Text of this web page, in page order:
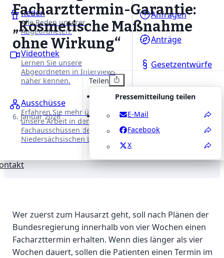
Reden
Alle Reden unserer
Abgeordneten.
Videothek
Lernen Sie unsere
Abgeordneten in Interviews
näher kennen.
Ausschüsse
Erfahren Sie mehr über
unsere Arbeit in den
Fachausschüssen des
Niedersächsischen Landtages.
Anfragen
Anträge
Gesetzentwürfe
Facharzttermin-Garantie:
„Kosmetische Maßnahme
ohne Wirkung“
6. Januar 2026
Teilen
Pressemitteilung teilen
E-Mail
Facebook
X
Wer zuerst zum Hausarzt geht, soll nach Plänen der
Bundesregierung innerhalb von vier Wochen einen
Facharzttermin erhalten. Wenn dies länger als vier
Wochen dauert, sollen die Patienten einen Termin im